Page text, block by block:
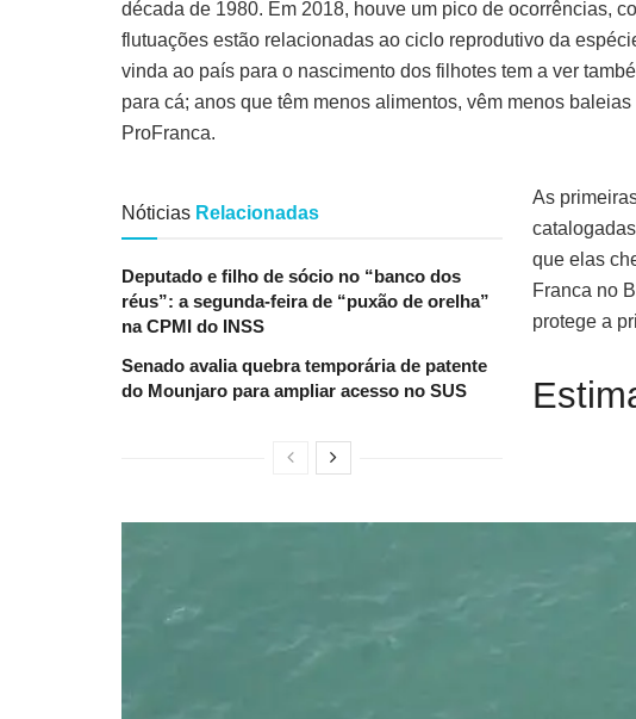
década de 1980. Em 2018, houve um pico de ocorrências,
flutuações estão relacionadas ao ciclo reprodutivo da
vinda ao país para o nascimento dos filhotes tem a ver
para cá; anos que têm menos alimentos, vêm menos
ProFranca.
Nóticias Relacionadas
Deputado e filho de sócio no “banco dos
réus”: a segunda-feira de “puxão de orelha”
na CPMI do INSS
Senado avalia quebra temporária de patente
do Mounjaro para ampliar acesso no SUS
As
que elas
Franca no
protege a